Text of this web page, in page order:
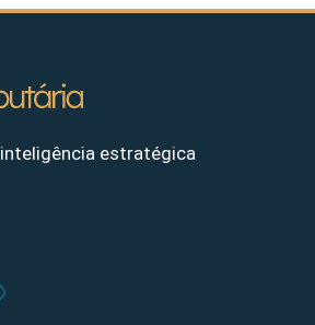
estratégica